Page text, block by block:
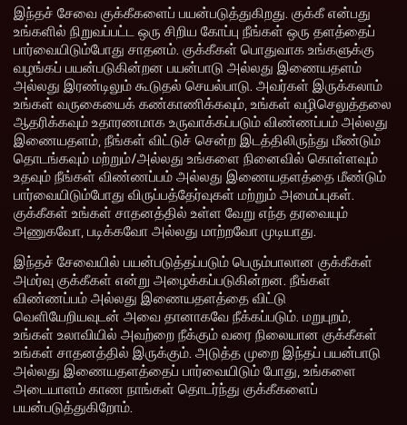
இந்தச் சேவை குக்கீகளைப் பயன்படுத்துகிறது. குக்கீ என்பது
உங்களில் நிறுவப்பட்ட ஒரு சிறிய கோப்பு நீங்கள் ஒரு தளத்தைப்
பார்வையிடும்போது சாதனம். குக்கீகள் பொதுவாக உங்களுக்கு
வழங்கப் பயன்படுகின்றன பயன்பாடு அல்லது இணையதளம்
அல்லது இரண்டிலும் கூடுதல் செயல்பாடு. அவர்கள் இருக்கலாம்
உங்கள் வருகையைக் கண்காணிக்கவும், உங்கள் வழிசெலுத்தலை
ஆதரிக்கவும் உதாரணமாக உருவாக்கப்படும் விண்ணப்பம் அல்லது
இணையதளம், நீங்கள் விட்டுச் சென்ற இடத்திலிருந்து மீண்டும்
தொடங்கவும் மற்றும்/அல்லது உங்களை நினைவில் கொள்ளவும்
உதவும் நீங்கள் விண்ணப்பம் அல்லது இணையதளத்தை மீண்டும்
பார்வையிடும்போது விருப்பத்தேர்வுகள் மற்றும் அமைப்புகள்.
குக்கீகள் உங்கள் சாதனத்தில் உள்ள வேறு எந்த தரவையும்
அணுகவோ, படிக்கவோ அல்லது மாற்றவோ முடியாது.
இந்தச் சேவையில் பயன்படுத்தப்படும் பெரும்பாலான குக்கீகள்
அமர்வு குக்கீகள் என்று அழைக்கப்படுகின்றன. நீங்கள்
விண்ணப்பம் அல்லது இணையதளத்தை விட்டு
வெளியேறியவுடன் அவை தானாகவே நீக்கப்படும். மறுபுறம்,
உங்கள் உலாவியில் அவற்றை நீக்கும் வரை நிலையான குக்கீகள்
உங்கள் சாதனத்தில் இருக்கும். அடுத்த முறை இந்தப் பயன்பாடு
அல்லது இணையதளத்தைப் பார்வையிடும் போது, உங்களை
அடையாளம் காண நாங்கள் தொடர்ந்து குக்கீகளைப்
பயன்படுத்துகிறோம்.